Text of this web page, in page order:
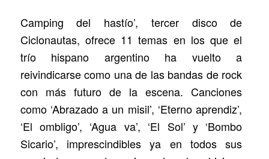
Camping del hastío’, tercer disco de
Ciclonautas, ofrece 11 temas en los que el
trío hispano argentino ha vuelto a
reivindicarse como una de las bandas de rock
con más futuro de la escena. Canciones
como ‘Abrazado a un misil’, ‘Eterno aprendiz’,
‘El ombligo’, ‘Agua va’, ‘El Sol’ y ‘Bombo
Sicario’, imprescindibles ya en todos sus